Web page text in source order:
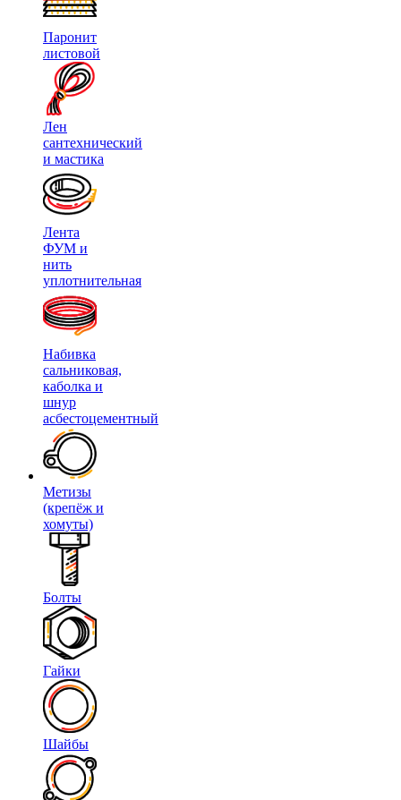
Паронит
листовой
Лен
сантехнический
и мастика
Лента
ФУМ и
нить
уплотнительная
Набивка
сальниковая,
каболка и
шнур
асбестоцементный
Метизы
(крепёж и
хомуты)
Болты
Гайки
Шайбы